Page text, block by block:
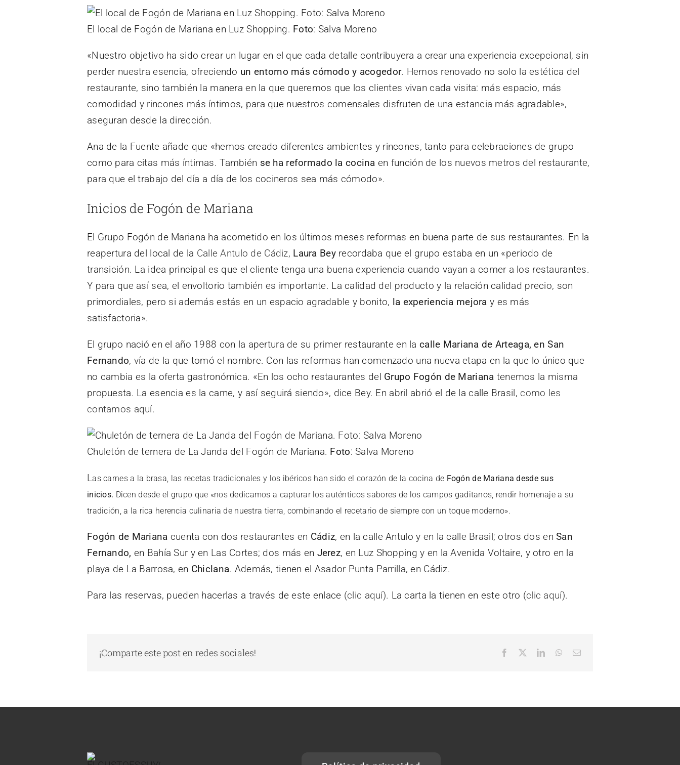
El local de Fogón de Mariana en Luz Shopping. Foto: Salva Moreno
«Nuestro objetivo ha sido crear un lugar en el que cada detalle contribuyera a crear una experiencia excepcional, sin
perder nuestra esencia, ofreciendo un entorno más cómodo y acogedor. Hemos renovado no solo la estética del
restaurante, sino también la manera en la que queremos que los clientes vivan cada visita: más espacio, más
comodidad y rincones más íntimos, para que nuestros comensales disfruten de una estancia más agradable»,
aseguran desde la dirección.
Ana de la Fuente añade que «hemos creado diferentes ambientes y rincones, tanto para celebraciones de grupo
como para citas más íntimas. También se ha reformado la cocina en función de los nuevos metros del restaurante,
para que el trabajo del día a día de los cocineros sea más cómodo».
Inicios de Fogón de Mariana
El Grupo Fogón de Mariana ha acometido en los últimos meses reformas en buena parte de sus restaurantes. En la
reapertura del local de la Calle Antulo de Cádiz, Laura Beyrecordaba que el grupo estaba en un «periodo de
transición. La idea principal es que el cliente tenga una buena experiencia cuando vayan a comer a los restaurantes.
Y para que así sea, el envoltorio también es importante. La calidad del producto y la relación calidad precio, son
primordiales, pero si además estás en un espacio agradable y bonito, la experiencia mejora y es más
satisfactoria».
El grupo nació en el año 1988 con la apertura de su primer restaurante en la calle Mariana de Arteaga, en San
Fernando, vía de la que tomó el nombre. Con las reformas han comenzado una nueva etapa en la que lo único que
no cambia es la oferta gastronómica. «En los ocho restaurantes del Grupo Fogón de Mariana tenemos la misma
propuesta. La esencia es la carne, y así seguirá siendo», dice Bey. En abril abrió el de la calle Brasil, como les
contamos aquí.
Chuletón de ternera de La Janda del Fogón de Mariana. Foto: Salva Moreno
Las carnes a la brasa, las recetas tradicionales y los ibéricos han sido el corazón de la cocina de Fogón de Mariana desde sus
inicios. Dicen desde el grupo que «nos dedicamos a capturar los auténticos sabores de los campos gaditanos, rendir homenaje a su
tradición, a la rica herencia culinaria de nuestra tierra, combinando el recetario de siempre con un toque moderno».
Fogón de Mariana cuenta con dos restaurantes en Cádiz, en la calle Antulo y en la calle Brasil; otros dos enSan
Fernando, en Bahía Sur y en Las Cortes; dos más en Jerez, en Luz Shopping y en la Avenida Voltaire, y otro en la
playa de La Barrosa, en Chiclana. Además, tienen el Asador Punta Parrilla, en Cádiz.
Para las reservas, pueden hacerlas a través de este enlace (clic aquí). La carta la tienen en este otro (clic aquí).
¡Comparte este post en redes sociales! Facebook LinkedInWhatsApp
Correo